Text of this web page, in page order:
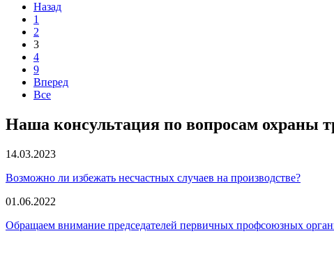
Назад
1
2
3
4
9
Вперед
Все
Наша консультация по вопросам охраны
14.03.2023
Возможно ли избежать несчастных случаев на производстве?
01.06.2022
Обращаем внимание председателей первичных профсоюзных